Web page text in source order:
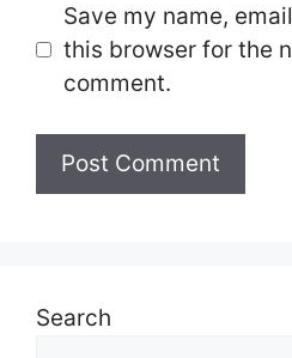
Save my name,
this browser for the
comment.
Search